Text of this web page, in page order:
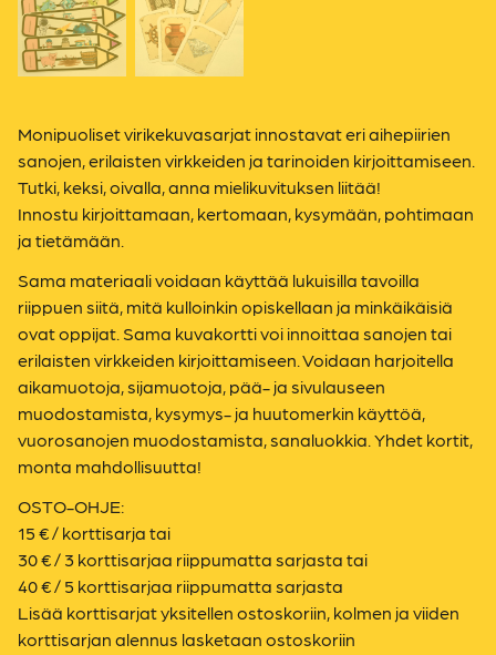
Monipuoliset virikekuvasarjat innostavat eri aihepiirien
sanojen, erilaisten virkkeiden ja tarinoiden kirjoittamiseen.
Tutki, keksi, oivalla, anna mielikuvituksen liitää!
Innostu kirjoittamaan, kertomaan, kysymään, pohtimaan
ja tietämään.
Sama materiaali voidaan käyttää lukuisilla tavoilla
riippuen siitä, mitä kulloinkin opiskellaan ja minkäikäisiä
ovat oppijat. Sama kuvakortti voi innoittaa sanojen tai
erilaisten virkkeiden kirjoittamiseen. Voidaan harjoitella
aikamuotoja, sijamuotoja, pää- ja sivulauseen
muodostamista, kysymys- ja huutomerkin käyttöä,
vuorosanojen muodostamista, sanaluokkia. Yhdet kortit,
monta mahdollisuutta!
OSTO-OHJE:
15 € / korttisarja tai
30 € / 3 korttisarjaa riippumatta sarjasta tai
40 € / 5 korttisarjaa riippumatta sarjasta
Lisää korttisarjat yksitellen ostoskoriin, kolmen ja viiden
korttisarjan alennus lasketaan ostoskoriin